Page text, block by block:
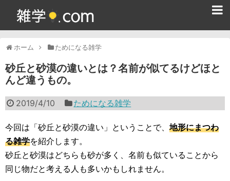
ホーム ためになる雑学
砂丘と砂漠の違いとは？名前が似てるけどほと
んど違うもの。
2019/4/10 ためになる雑学
今回は「砂丘と砂漠の違い」ということで、 地形にまつわ
る雑学を紹介します。
砂丘と砂漠はどちらも砂が多く、名前も似ていることから
同じ物だと考える人も多いかもしれません。
365日雑学カレンダー
面白い雑学
ためになる雑学
スポーツ雑学
食べ物雑学